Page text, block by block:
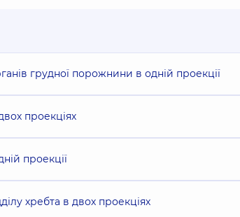
грудної порожнини в одній проекції
проекціях
проекції
хребта в двох проекціях